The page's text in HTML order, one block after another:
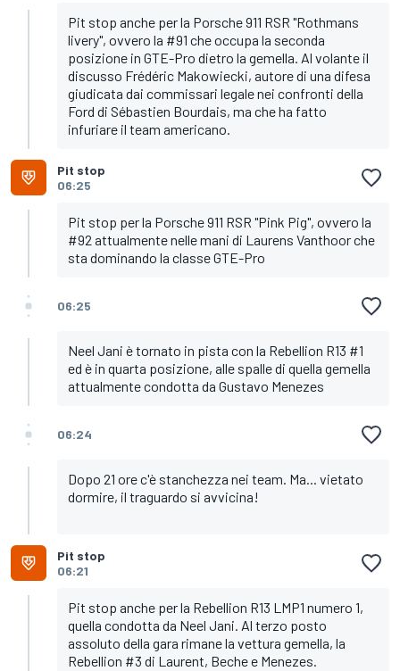
Pit stop anche per la Porsche 911 RSR "Rothmans
livery", ovvero la #91 che occupa la seconda
posizione in GTE-Pro dietro la gemella. Al volante il
discusso Frédéric Makowiecki, autore di una difesa
giudicata dai commissari legale nei confronti della
Ford di Sébastien Bourdais, ma che ha fatto
infuriare il team americano.
Pit stop
06:25
Pit stop per la Porsche 911 RSR "Pink Pig", ovvero la
#92 attualmente nelle mani di Laurens Vanthoor che
sta dominando la classe GTE-Pro
06:25
Neel Jani è tornato in pista con la Rebellion R13 #1
ed è in quarta posizione, alle spalle di quella gemella
attualmente condotta da Gustavo Menezes
06:24
Dopo 21 ore c'è stanchezza nei team. Ma... vietato
dormire, il traguardo si avvicina!
Pit stop
06:21
Pit stop anche per la Rebellion R13 LMP1 numero 1,
quella condotta da Neel Jani. Al terzo posto
assoluto della gara rimane la vettura gemella, la
Rebellion #3 di Laurent, Beche e Menezes.